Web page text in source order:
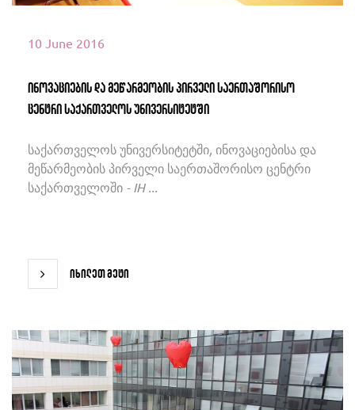
10 June 2016
ინოვაციების და მეწარმეობის პირველი საერთაშორისო
ცენტრი საქართველოს უნივერსიტეტში
საქართველოს უნივერსიტეტში, ინოვაციებისა და
მეწარმეობის პირველი საერთაშორისო ცენტრი
საქართველოში - IH ...
იხილეთ მეტი